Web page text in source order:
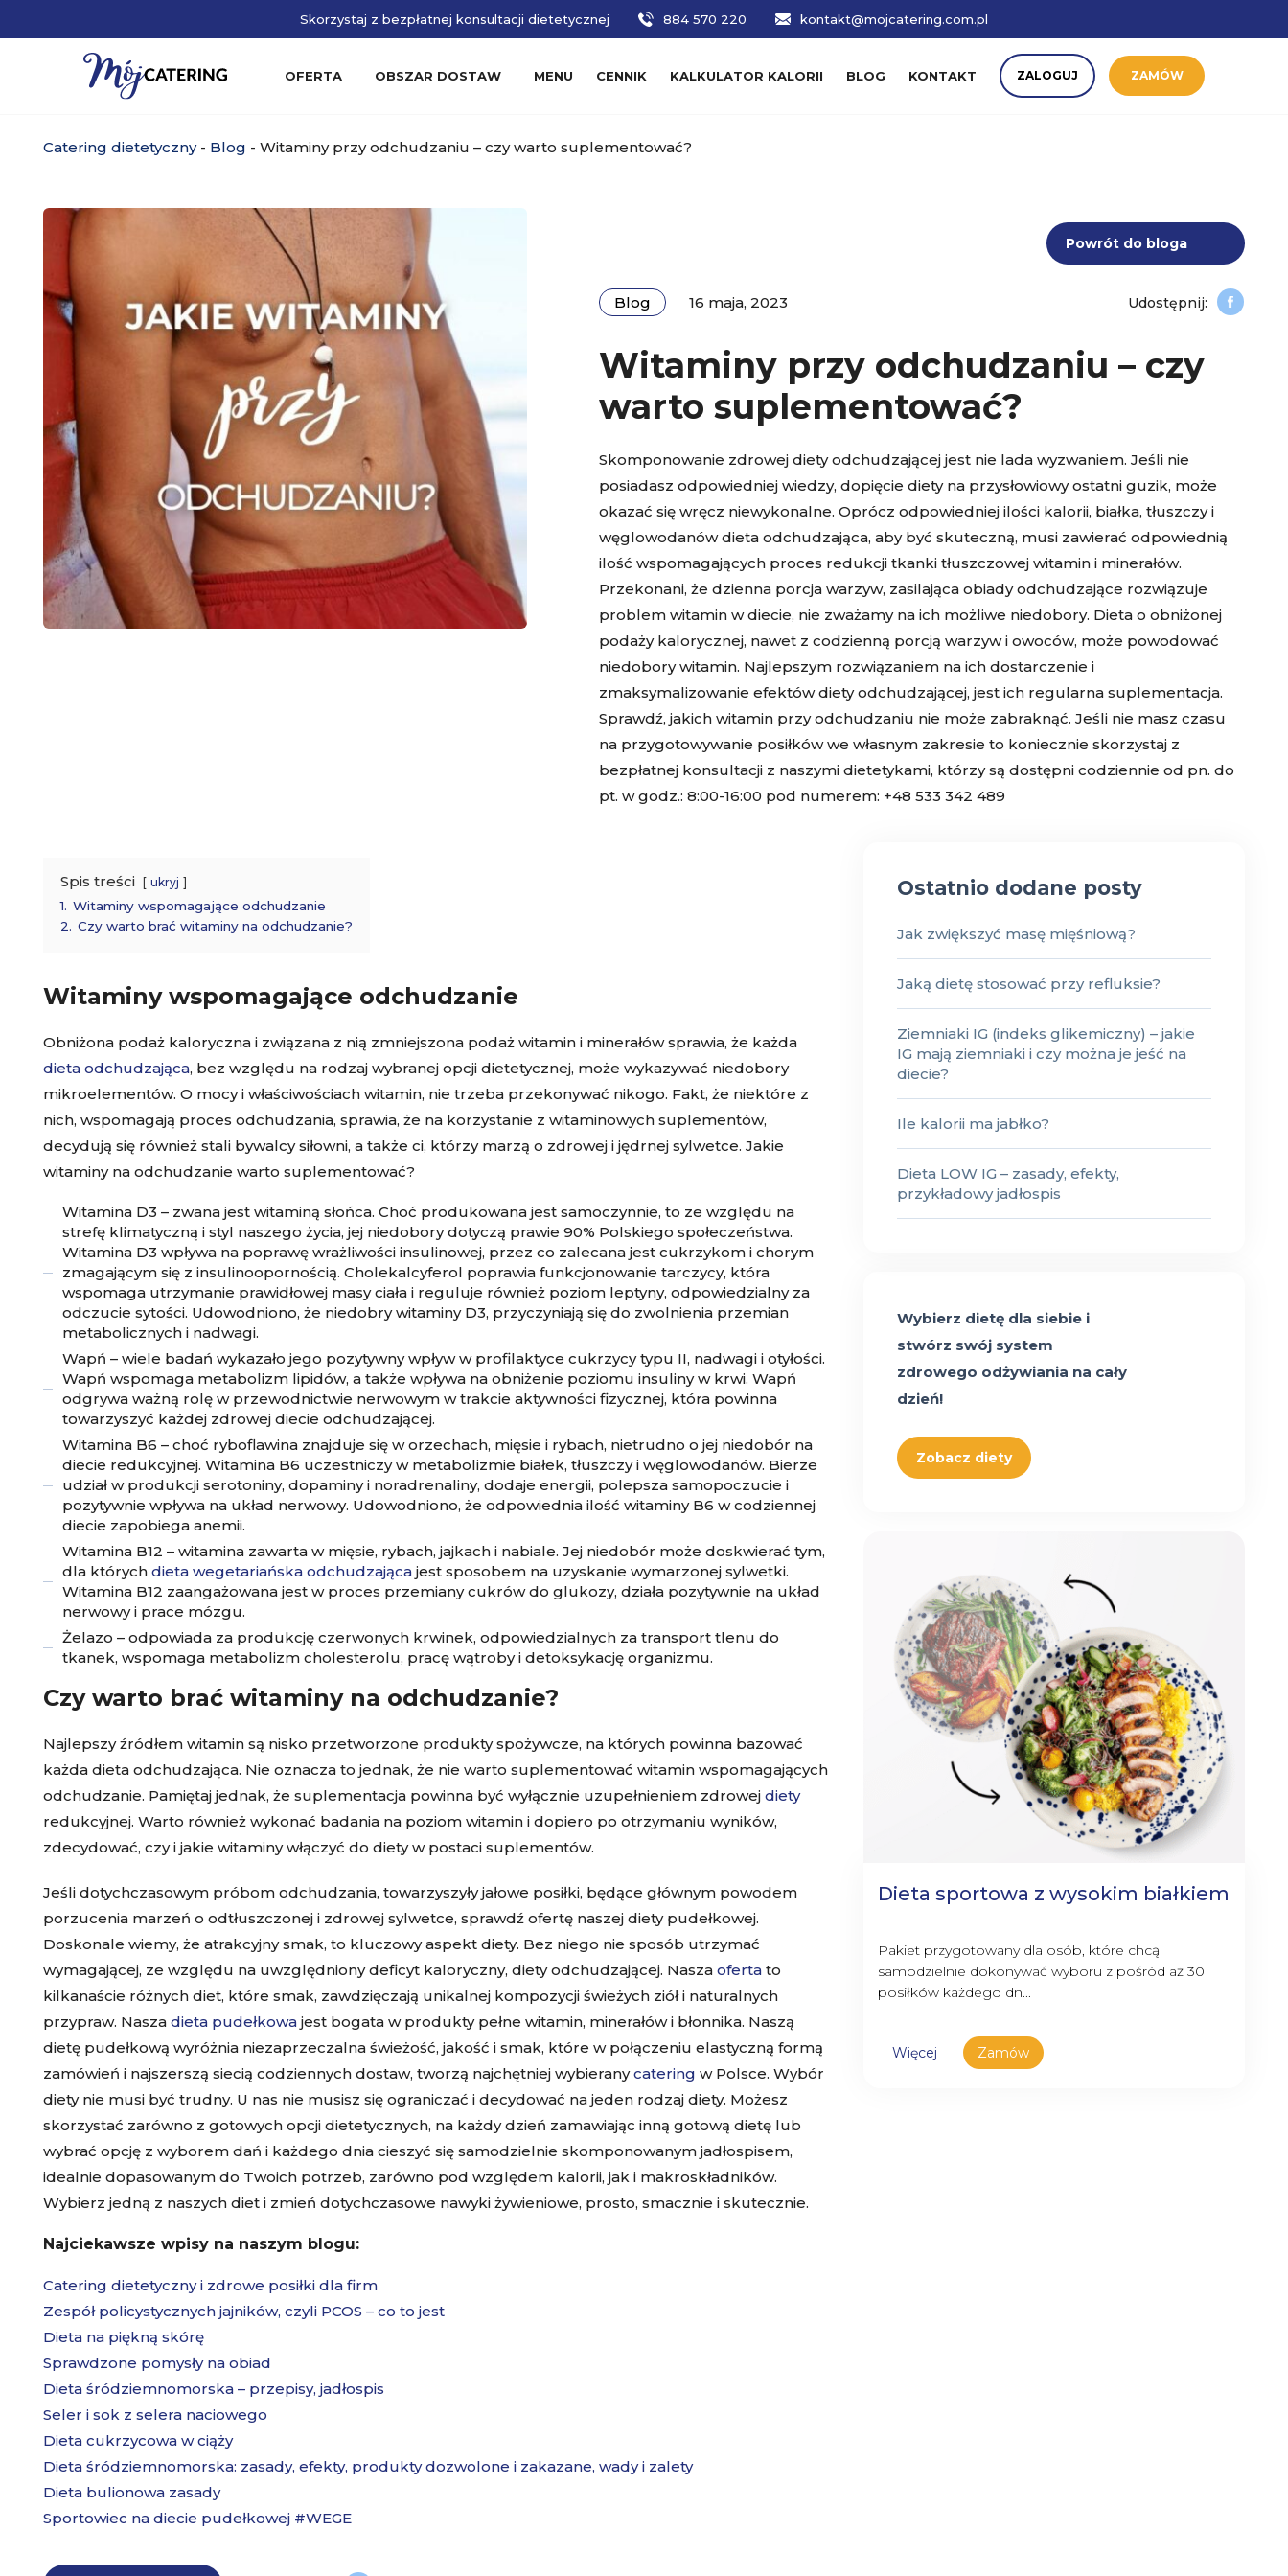
Skorzystaj z bezpłatnej konsultacji dietetycznej 884 570 220 kontakt@mojcatering.com.pl
OFERTA OBSZAR DOSTAW MENU CENNIK KALKULATOR KALORII BLOG KONTAKT ZALOGUJ ZAMÓW
Catering dietetyczny- Blog - Witaminy przy odchudzaniu – czy warto suplementować?
Powrót do bloga
Blog 16 maja, 2023
Witaminy przy odchudzaniu – czy
warto suplementować?
Skomponowanie zdrowej diety odchudzającej jest nie lada wyzwaniem. Jeśli nie
posiadasz odpowiedniej wiedzy, dopięcie diety na przysłowiowy ostatni guzik, może
okazać się wręcz niewykonalne. Oprócz odpowiedniej ilości kalorii, białka, tłuszczy i
węglowodanówdieta odchudzająca, aby być skuteczną, musi zawierać odpowiednią
ilość wspomagających proces redukcji tkanki tłuszczowej witamin i minerałów.
Przekonani, że dzienna porcja warzyw, zasilająca obiady odchudzające rozwiązuje
problem witamin w diecie, nie zważamy na ich możliwe niedobory. Dieta o obniżonej
podaży kalorycznej, nawet z codzienną porcją warzyw i owoców, może powodować
niedobory witamin. Najlepszym rozwiązaniem na ich dostarczenie i
zmaksymalizowanie efektów diety odchudzającej, jest ich regularna suplementacja.
Sprawdź, jakich witamin przy odchudzaniu nie może zabraknąć. Jeśli nie masz czasu
na przygotowywanie posiłków we własnym zakresie to koniecznie skorzystaj z
bezpłatnej konsultacji z naszymi dietetykami, którzy są dostępni codziennie od pn. do
pt. w godz.: 8:00-16:00 pod numerem: +48 533 342 489
Spis treści ukryj
1. Witaminy wspomagające odchudzanie
2. Czy warto brać witaminy na odchudzanie?
Witaminy wspomagające odchudzanie
Obniżona podaż kaloryczna i związana z nią zmniejszona podaż witamin i minerałów sprawia, że każda
dieta odchudzająca, bez względu na rodzaj wybranej opcji dietetycznej, może wykazywać niedobory
mikroelementów. O mocy i właściwościach witamin, nie trzeba przekonywać nikogo. Fakt, że niektóre z
nich, wspomagają proces odchudzania, sprawia, że na korzystanie z witaminowych suplementów,
decydują się również stali bywalcy siłowni, a także ci, którzy marzą o zdrowej i jędrnej sylwetce. Jakie
witaminy na odchudzanie warto suplementować?
Witamina D3 – zwana jest witaminą słońca. Choć produkowana jest samoczynnie, to ze względu na
strefę klimatyczną i styl naszego życia, jej niedobory dotyczą prawie 90% Polskiego społeczeństwa.
Witamina D3 wpływa na poprawę wrażliwości insulinowej, przez co zalecana jest cukrzykom i chorym
zmagającym się z insulinoopornością. Cholekalcyferol poprawia funkcjonowanie tarczycy, która
wspomaga utrzymanie prawidłowej masy ciała i reguluje również poziom leptyny, odpowiedzialny za
odczucie sytości. Udowodniono, że niedobry witaminy D3, przyczyniają się do zwolnienia przemian
metabolicznych i nadwagi.
Wapń – wiele badań wykazało jego pozytywny wpływ w profilaktyce cukrzycy typu II, nadwagi i otyłości.
Wapń wspomaga metabolizm lipidów, a także wpływa na obniżenie poziomu insuliny w krwi. Wapń
odgrywa ważną rolę w przewodnictwie nerwowym w trakcie aktywności fizycznej, która powinna
towarzyszyć każdej zdrowej diecie odchudzającej.
Witamina B6 – choć ryboflawina znajduje się w orzechach, mięsie i rybach, nietrudno o jej niedobór na
diecie redukcyjnej. Witamina B6 uczestniczy w metabolizmie białek, tłuszczy i węglowodanów. Bierze
udział w produkcji serotoniny, dopaminy i noradrenaliny, dodaje energii, polepsza samopoczucie i
pozytywnie wpływa na układ nerwowy. Udowodniono, że odpowiednia ilość witaminy B6 w codziennej
diecie zapobiega anemii.
Witamina B12 – witamina zawarta w mięsie, rybach, jajkach i nabiale. Jej niedobór może doskwierać tym,
dla których dieta wegetariańska odchudzająca jest sposobem na uzyskanie wymarzonej sylwetki.
Witamina B12 zaangażowana jest w proces przemiany cukrów do glukozy, działa pozytywnie na układ
nerwowy i prace mózgu.
Żelazo – odpowiada za produkcję czerwonych krwinek, odpowiedzialnych za transport tlenu do
tkanek, wspomaga metabolizm cholesterolu, pracę wątroby i detoksykację organizmu.
Czy warto brać witaminy na odchudzanie?
Najlepszy źródłem witamin są nisko przetworzone produkty spożywcze, na których powinna bazować
każda dieta odchudzająca. Nie oznacza to jednak, że nie warto suplementować witamin wspomagających
odchudzanie. Pamiętaj jednak, że suplementacja powinna być wyłącznie uzupełnieniem zdrowej diety
redukcyjnej. Warto również wykonać badania na poziom witamin i dopiero po otrzymaniu wyników,
zdecydować, czy i jakie witaminy włączyć do diety w postaci suplementów.
Jeśli dotychczasowym próbom odchudzania, towarzyszyły jałowe posiłki, będące głównym powodem
porzucenia marzeń o odtłuszczonej i zdrowej sylwetce, sprawdź ofertę naszej diety pudełkowej.
Doskonale wiemy, że atrakcyjny smak, to kluczowy aspekt diety. Bez niego nie sposób utrzymać
wymagającej, ze względu na uwzględniony deficyt kaloryczny, diety odchudzającej. Nasza oferta to
kilkanaście różnych diet, które smak, zawdzięczają unikalnej kompozycji świeżych ziół i naturalnych
przypraw. Nasza dieta pudełkowa jest bogata w produkty pełne witamin, minerałów i błonnika. Naszą
dietę pudełkową wyróżnia niezaprzeczalna świeżość, jakość i smak, które w połączeniu elastyczną formą
zamówień i najszerszą siecią codziennych dostaw, tworzą najchętniej wybieranycatering w Polsce. Wybór
dietynie musi być trudny. U nas nie musisz się ograniczać i decydować na jeden rodzaj diety. Możesz
skorzystać zarówno z gotowych opcji dietetycznych, na każdy dzień zamawiając inną gotową dietę lub
wybrać opcję z wyborem dań i każdego dnia cieszyć się samodzielnie skomponowanym jadłospisem,
idealnie dopasowanym do Twoich potrzeb, zarówno pod względem kalorii, jak i makroskładników.
Wybierz jedną z naszych diet i zmień dotychczasowe nawyki żywieniowe, prosto, smacznie i skutecznie.
Najciekawsze wpisy na naszym blogu:
Catering dietetyczny i zdrowe posiłki dla firm
Zespół policystycznych jajników, czyli PCOS – co to jest
Dieta na piękną skórę
Sprawdzone pomysły na obiad
Dieta śródziemnomorska – przepisy, jadłospis
Seler i sok z selera naciowego
Dieta cukrzycowa w ciąży
Dieta śródziemnomorska: zasady, efekty, produkty dozwolone i zakazane, wady i zalety
Dieta bulionowa zasady
Sportowiec na diecie pudełkowej #WEGE
Ostatnio dodane posty
Jak zwiększyć masę mięśniową?
Jaką dietę stosować przy refluksie?
Ziemniaki IG (indeks glikemiczny) – jakie
IG mają ziemniaki i czy można je jeść na
diecie?
Ile kalorii ma jabłko?
Dieta LOW IG – zasady, efekty,
przykładowy jadłospis
Wybierz dietę dla siebie i
stwórz swój system
zdrowego odżywiania na cały
dzień!
Zobacz diety
Dieta sportowa z wysokim białkiem
Pakiet przygotowany dla osób, które chcą
samodzielnie dokonywać wyboru z pośród aż 30
posiłków każdego dn...
Więcej Zamów